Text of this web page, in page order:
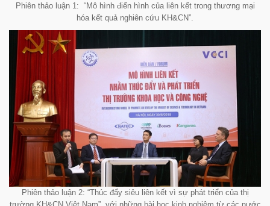
Phiên thảo luận 1: “Mô hình điển hình của liên kết trong thương mại
hóa kết quả nghiên cứu KH&CN”.
Phiên thảo luận 2: “Thúc đẩy siêu liên kết vì sự phát triển của thị